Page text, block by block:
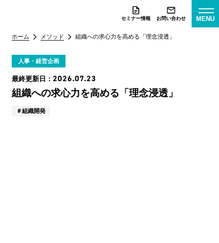
セミナー情報 お問い合わせ MENU
ホーム メソッド 組織への求心力を高める「理念浸透」
人事・経営企画
最終更新日： 2026.07.23
組織への求心力を高める「理念浸透」
組織開発